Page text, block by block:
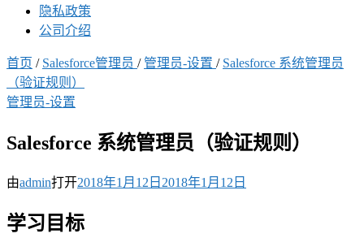
隐私政策
公司介绍
首页 / Salesforce管理员 / 管理员-设置 / Salesforce 系统管理员
（验证规则）
管理员-设置
Salesforce 系统管理员（验证规则）
由admin打开2018年1月12日 2018年1月12日
学习目标